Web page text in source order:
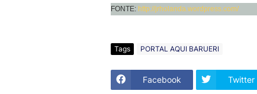
FONTE: http://jrholanda.wordpress.com/
Tags PORTAL AQUI BARUERI
Facebook Twitter